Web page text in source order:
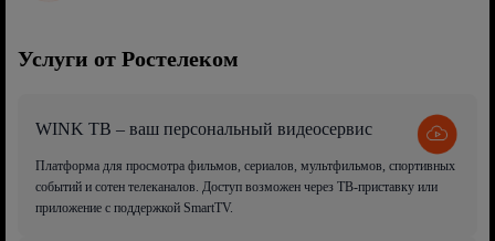
Услуги от Ростелеком
WINK ТВ – ваш персональный видеосервис
Платформа для просмотра фильмов, сериалов, мультфильмов, спортивных
событий и сотен телеканалов. Доступ возможен через ТВ-приставку или
приложение с поддержкой SmartTV.